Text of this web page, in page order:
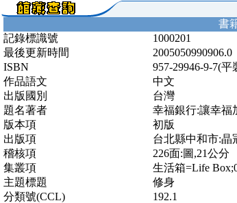
書
記錄標識號
1000201
最後更新時間
2005050990906.0
ISBN
957-29946-9-7(
作品語文
中文
出版國別
台灣
題名著者
幸福銀行:讓幸福
版本項
初版
出版項
台北縣中和市:晶
稽核項
226面:圖,21公分
集叢項
生活箱=Life
主題標題
修身
分類號(CCL)
192.1